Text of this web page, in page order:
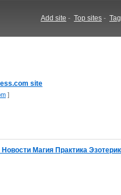
Add site - Top sites -
site
]
Магия Практика